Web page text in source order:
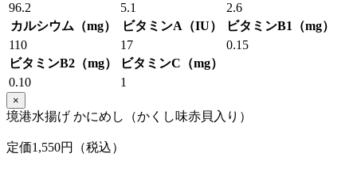
96.2
5.1
2.6
カルシウム（mg）
ビタミンA（IU）
ビタミンB1（mg）
110
17
0.15
ビタミンB2（mg）
ビタミンC（mg）
0.10
1
×
境港水揚げ かにめし（かくし味赤貝入り）
定価1,550円（税込）